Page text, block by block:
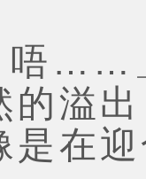
」
的溢
是在